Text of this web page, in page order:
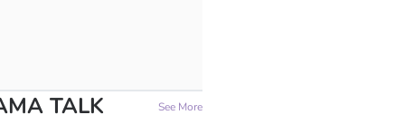
TALK See More